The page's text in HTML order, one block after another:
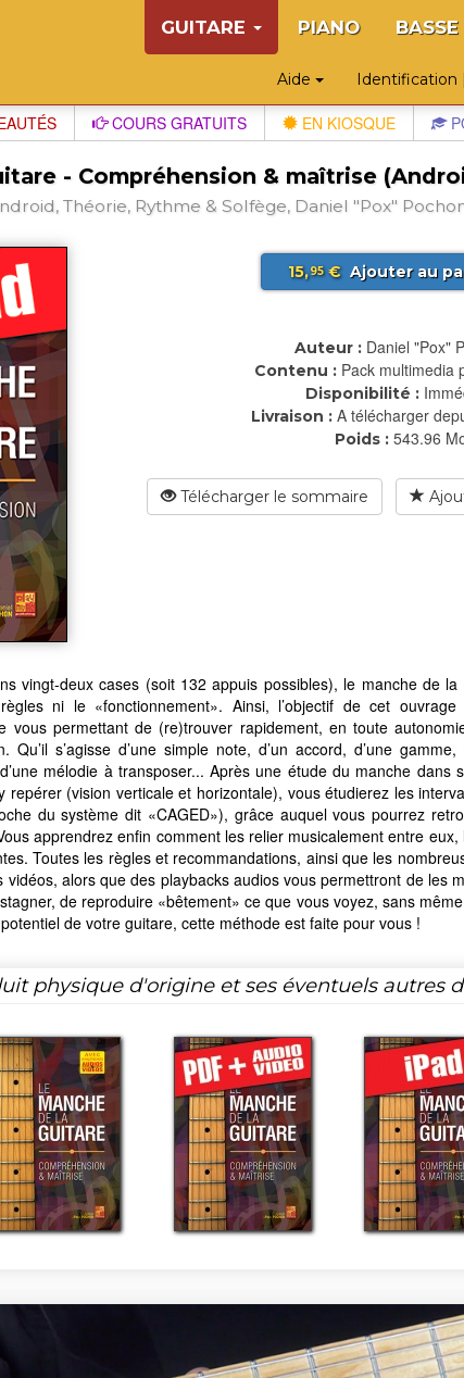
GUITARE PIANO BASSE
Aide Identification
COURS GRATUITS EN KIOSQUE
- Compréhension & maîtrise
Théorie, Rythme & Solfège, Daniel "Pox"
15,95€ Ajouter au
Auteur : Daniel "Pox"
Contenu : Pack multimedia
Disponibilité :
Livraison : A télécharger
Poids : 543.96
Télécharger le sommaire
vingt-deux cases (soit 132 appuis possibles), le manche de
ni le «fonctionnement». Ainsi, l’objectif de cet ouvrage
vous permettant de (re)trouver rapidement, en toute
s’agisse d’une simple note, d’un accord, d’une
mélodie à transposer... Après une étude du manche dans
repérer (vision verticale et horizontale), vous étudierez les
du système dit «CAGED»), grâce auquel vous pourrez
apprendrez enfin comment les relier musicalement entre
Toutes les règles et recommandations, ainsi que les
vidéos, alors que des playbacks audios vous permettront de les
de reproduire «bêtement» ce que vous voyez, sans
de votre guitare, cette méthode est faite pour vous !
physique d'origine et ses éventuels autres